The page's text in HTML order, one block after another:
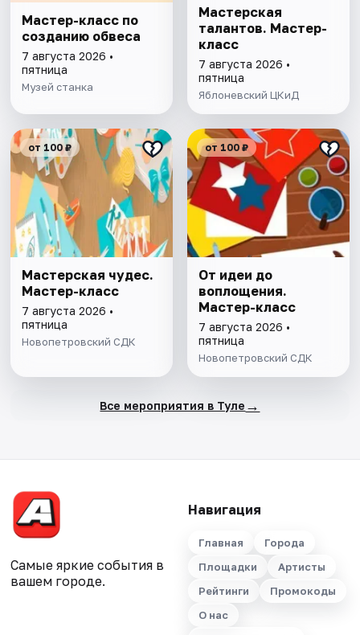
Мастер-класс по
созданию обвеса
7 августа 2026 •
пятница
Музей станка
Мастерская
талантов. Мастер-
класс
7 августа 2026 •
пятница
Яблоневский ЦКиД
от 100 ₽
Мастерская чудес.
Мастер-класс
7 августа 2026 •
пятница
Новопетровский СДК
от 100 ₽
От идеи до
воплощения.
Мастер-класс
7 августа 2026 •
пятница
Новопетровский СДК
Все мероприятия в Туле →
Самые яркие события в
вашем городе.
Навигация
Главная
Города
Площадки
Артисты
Рейтинги
Промокоды
О нас